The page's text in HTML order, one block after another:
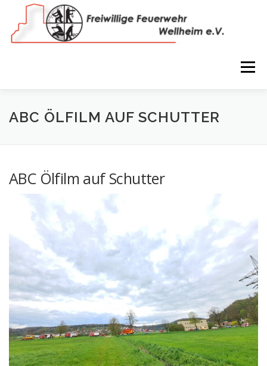
springen
Menü
NEWS VEREIN 150 JAHRE FEUERWEHR
ABC ÖLFILM AUF SCHUTTER
ABC Ölfilm auf Schutter